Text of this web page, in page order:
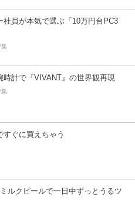
社員が本気で選ぶ「10万円台PC3
集
時計で『VIVANT』の世界観再現
集
すぐに買えちゃう
ルクピールで一日中ずっとうるツ